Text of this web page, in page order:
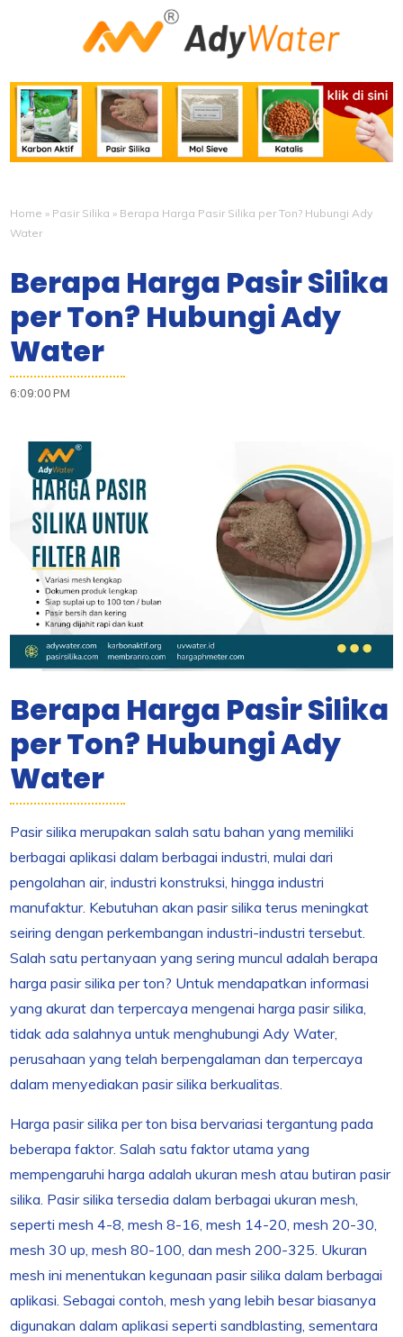
Home » Pasir Silika » Berapa Harga Pasir Silika per Ton? Hubungi Ady
Water
Berapa Harga Pasir Silika
per Ton? Hubungi Ady
Water
6:09:00 PM
Berapa Harga Pasir Silika
per Ton? Hubungi Ady
Water
Pasir silika merupakan salah satu bahan yang memiliki
berbagai aplikasi dalam berbagai industri, mulai dari
pengolahan air, industri konstruksi, hingga industri
manufaktur. Kebutuhan akan pasir silika terus meningkat
seiring dengan perkembangan industri-industri tersebut.
Salah satu pertanyaan yang sering muncul adalah berapa
harga pasir silika per ton? Untuk mendapatkan informasi
yang akurat dan terpercaya mengenai harga pasir silika,
tidak ada salahnya untuk menghubungi Ady Water,
perusahaan yang telah berpengalaman dan terpercaya
dalam menyediakan pasir silika berkualitas.
Harga pasir silika per ton bisa bervariasi tergantung pada
beberapa faktor. Salah satu faktor utama yang
mempengaruhi harga adalah ukuran mesh atau butiran pasir
silika. Pasir silika tersedia dalam berbagai ukuran mesh,
seperti mesh 4-8, mesh 8-16, mesh 14-20, mesh 20-30,
mesh 30 up, mesh 80-100, dan mesh 200-325. Ukuran
mesh ini menentukan kegunaan pasir silika dalam berbagai
aplikasi. Sebagai contoh, mesh yang lebih besar biasanya
digunakan dalam aplikasi seperti sandblasting, sementara